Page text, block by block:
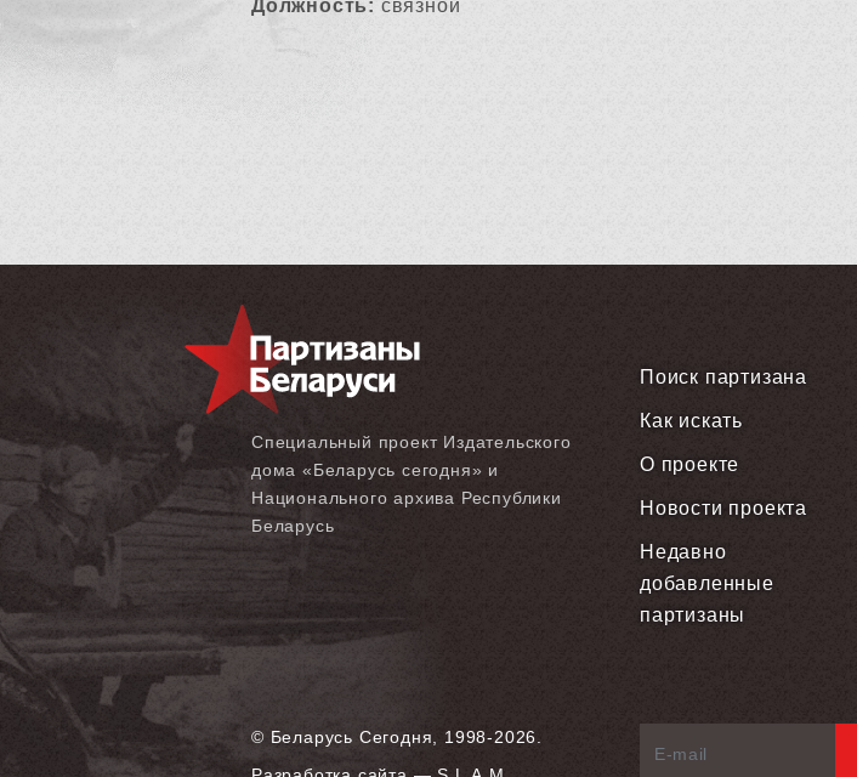
Должность: связной
Специальный проект Издательского
дома «‎Беларусь сегодня» и
Национального архива Республики
Беларусь
Поиск партизана
Как искать
О проекте
Новости проекта
Недавно
добавленные
партизаны
© Беларусь Сегодня, 1998-2026.